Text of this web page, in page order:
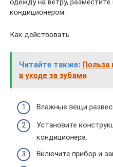
одежду на ветру,
кондиционером.
Как действовать
Читайте также: Польза
в уходе за зубами
Влажные вещи
Установите
кондиционера.
Включите прибор и